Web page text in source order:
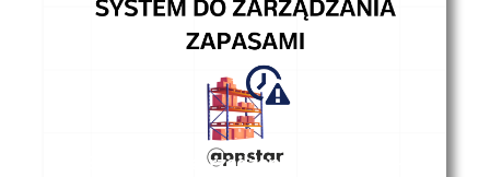
System do zarządzania zapasami –